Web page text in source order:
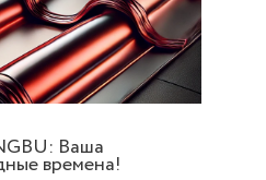
Ваша
времена!